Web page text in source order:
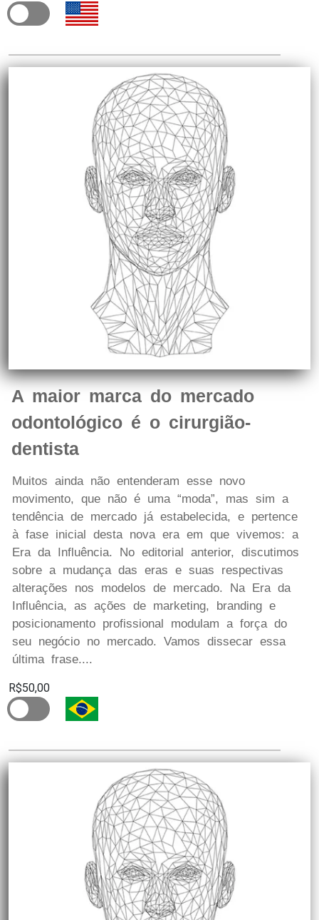
A maior marca do mercado
odontológico é o cirurgião-
dentista
Muitos ainda não entenderam esse novo
movimento, que não é uma “moda”, mas sim a
tendência de mercado já estabelecida, e pertence
à fase inicial desta nova era em que vivemos: a
Era da Influência. No editorial anterior, discutimos
sobre a mudança das eras e suas respectivas
alterações nos modelos de mercado. Na Era da
Influência, as ações de marketing, branding e
posicionamento profissional modulam a força do
seu negócio no mercado. Vamos dissecar essa
última frase....
R$50,00